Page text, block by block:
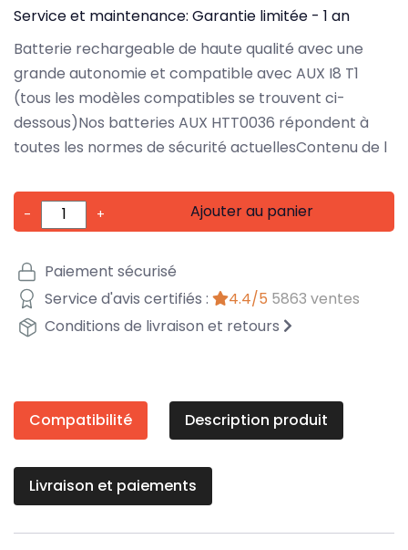
Service et maintenance: Garantie limitée - 1 an
Batterie rechargeable de haute qualité avec une
grande autonomie et compatible avec AUX I8 T1
(tous les modèles compatibles se trouvent ci-
dessous)Nos batteries AUX HTT0036 répondent à
toutes les normes de sécurité actuellesContenu de l
- + Ajouter au panier
Paiement sécurisé
Service d'avis certifiés :
4.4/5 5863 ventes
Conditions de livraison et retours
Compatibilité Description produit
Livraison et paiements